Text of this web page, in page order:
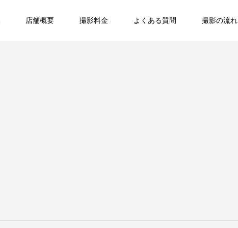
店舗概要 撮影料金 よくある質問 撮影の流れ